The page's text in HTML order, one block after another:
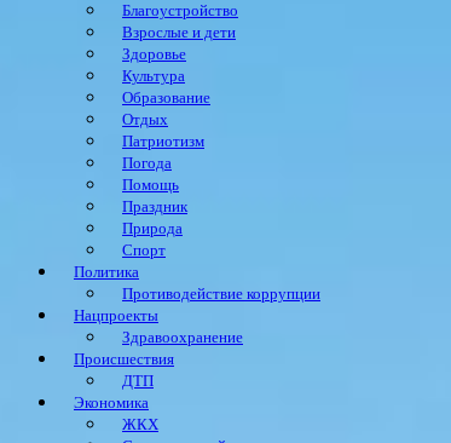
Благоустройство
Взрослые и дети
Здоровье
Культура
Образование
Отдых
Патриотизм
Погода
Помощь
Праздник
Природа
Спорт
Политика
Противодействие коррупции
Нацпроекты
Здравоохранение
Происшествия
ДТП
Экономика
ЖКХ